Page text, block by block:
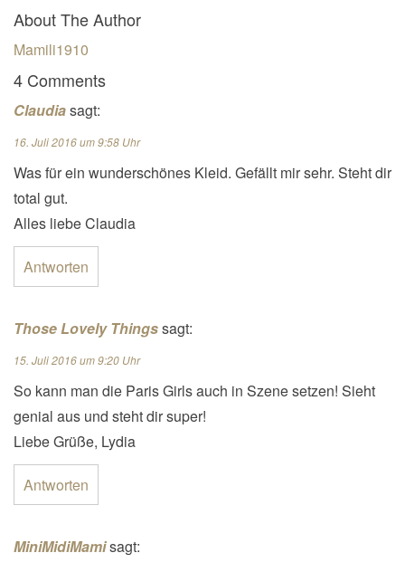
About The Author
Mamili1910
4 Comments
Claudiasagt:
16. Juli 2016 um 9:58 Uhr
Was für ein wunderschönes Kleid. Gefällt mir sehr. Steht dir
total gut.
Alles liebe Claudia
Antworten
Those Lovely Thingssagt:
15. Juli 2016 um 9:20 Uhr
So kann man die Paris Girls auch in Szene setzen! Sieht
genial aus und steht dir super!
Liebe Grüße, Lydia
Antworten
MiniMidiMamisagt: